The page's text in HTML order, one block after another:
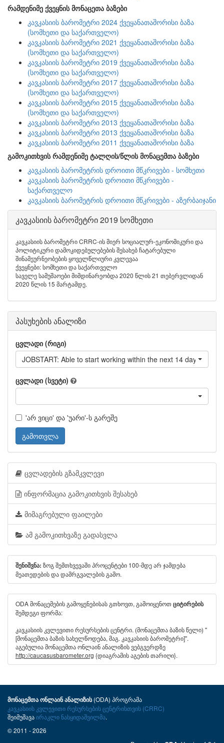
რამდენიმე ქვეყნის მონაცეთა ბაზები
კავკასიის ბარომეტრი 2024 ქვეყანათაშორისი ბაზა
(სომხეთი და საქართველო)
კავკასიის ბარომეტრი 2021 ქვეყანათაშორისი ბაზა
(სომხეთი და საქართველო)
კავკასიის ბარომეტრი 2019 ქვეყანათაშორისი ბაზა
(სომხეთი და საქართველო)
კავკასიის ბარომეტრი 2017 ქვეყანათაშორისი ბაზა
(სომხეთი და საქართველო)
კავკასიის ბარომეტრი 2015 ქვეყანათაშორისი ბაზა
(სომხეთი და საქართველო)
კავკასიის ბარომეტრი 2013 ქვეყანათაშორისი ბაზა
კავკასიის ბარომეტრი 2013 ქვეყანათაშორისი ბაზა
კავკასიის ბარომეტრი 2011 ქვეყანათაშორისი ბაზა
გამოკითხვის რამდენიმე ტალღის/წლის მონაცემთა ბაზები
კავკასიის ბარომეტრის დროითი მწკრივები - სომხეთი
კავკასიის ბარომეტრის დროითი მწკრივები -
საქართველო
კავკასიის ბარომეტრის დროითი მწკრივები - აზერბაიჯანი
კავკასიის ბარომეტრი 2019 სომხეთი
კავკასიის ბარომეტრი CRRC-ის მიერ სოციალურ-ეკონომიკური და
პოლიტიკური დამოკიდებულებების შესახებ ჩატარებული
შინამეურნეობების ყოველწლიური კვლევაა
ქვეყნები: სომხეთი და საქართველო
საველე სამუშაოები მიმდინარეობდა 2020 წლის 21 თებერვლიდან
2020 წლის 15 მარტამდე.
პასუხების ანალიზი
ცვლადი (რიგი)
JOBSTART: Able to start working within the next 14 days
ცვლადი (სვეტი)
'არ ვიცი' და 'უარი'-ს გარეშე
გამოთვლა
ცვლადების გზამკვლევი
ინფორმაცია გამოკითხვის შესახებ
მიმაგრებული ფაილები
ამ გამოკითხვაზე გადასვლა
შენიშვნა: ზოგ შემთხვევაში პროცენტები 100-მდე არ ჯამდება
მეათედების და დამრგვალების გამო.
ODA მონაცემების გამოყენებისას გთხოვთ, გამოიყენოთ ციტირების
შემდეგი ფორმა:
კავკასიის კვლევითი რესურსების ცენტრი. (მონაცემთა ბაზის წელი) "
[მონაცემთა ბაზის სახელწოდება, მაგ. კავკასიის ბარომეტრი]".
აგებულია მონაცემთა ონლაინ ანალიზის ვებგვერდზე
http://caucasusbarometer.org {დიაგრამის აგების თარიღი}.
მონაცემთა ონლაინ ანალიზის(ODA) პროგრამა
კავკასიის კვლევითი რესურსების ცენტრისთვის (CRRC)
შეიმუშავაირაკლი ნასყიდაშვილმა.
© 2011 - 2026